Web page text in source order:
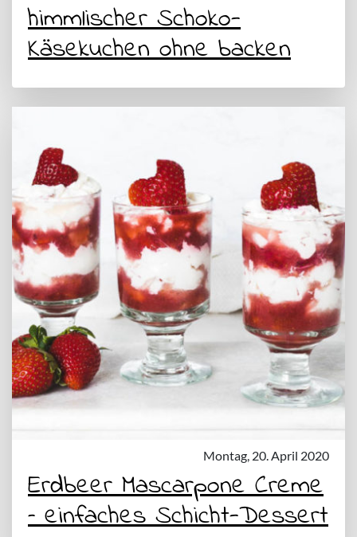
himmlischer Schoko-
Käsekuchen ohne backen
Montag, 20. April 2020
Erdbeer Mascarpone Creme
– einfaches Schicht-Dessert